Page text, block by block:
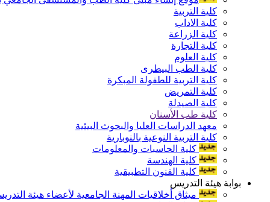
كلية التربية
كلية الاداب
كلية الزراعة
كلية التجارة
كلية العلوم
كلية الطب البيطرى
كلية التربية للطفولة المبكرة
كلية التمريض
كلية الصيدلة
كلية طب الأسنان
معهد الدراسات العليا والبحوث البيئية
كلية التربية النوعية بالنوبارية
كلية الحاسبات والمعلومات
كلية الهندسة
كلية الفنون التطبيقية
بوابة هيئة التدريس
ميثاق أخلاقيات المهنة الجامعية لأعضاء هيئة